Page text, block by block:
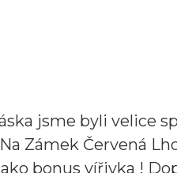
jsme byli velice
Zámek Červená
bonus vířivka !